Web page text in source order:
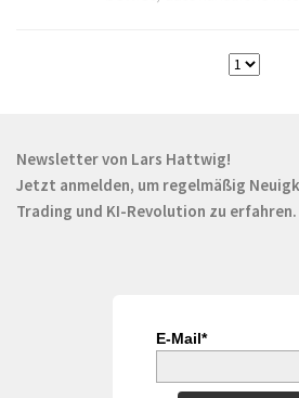
Newsletter von Lars Hattwig!
Jetzt anmelden, um regelmäßig
Trading und KI-Revolution zu erfahren.
E-Mail*